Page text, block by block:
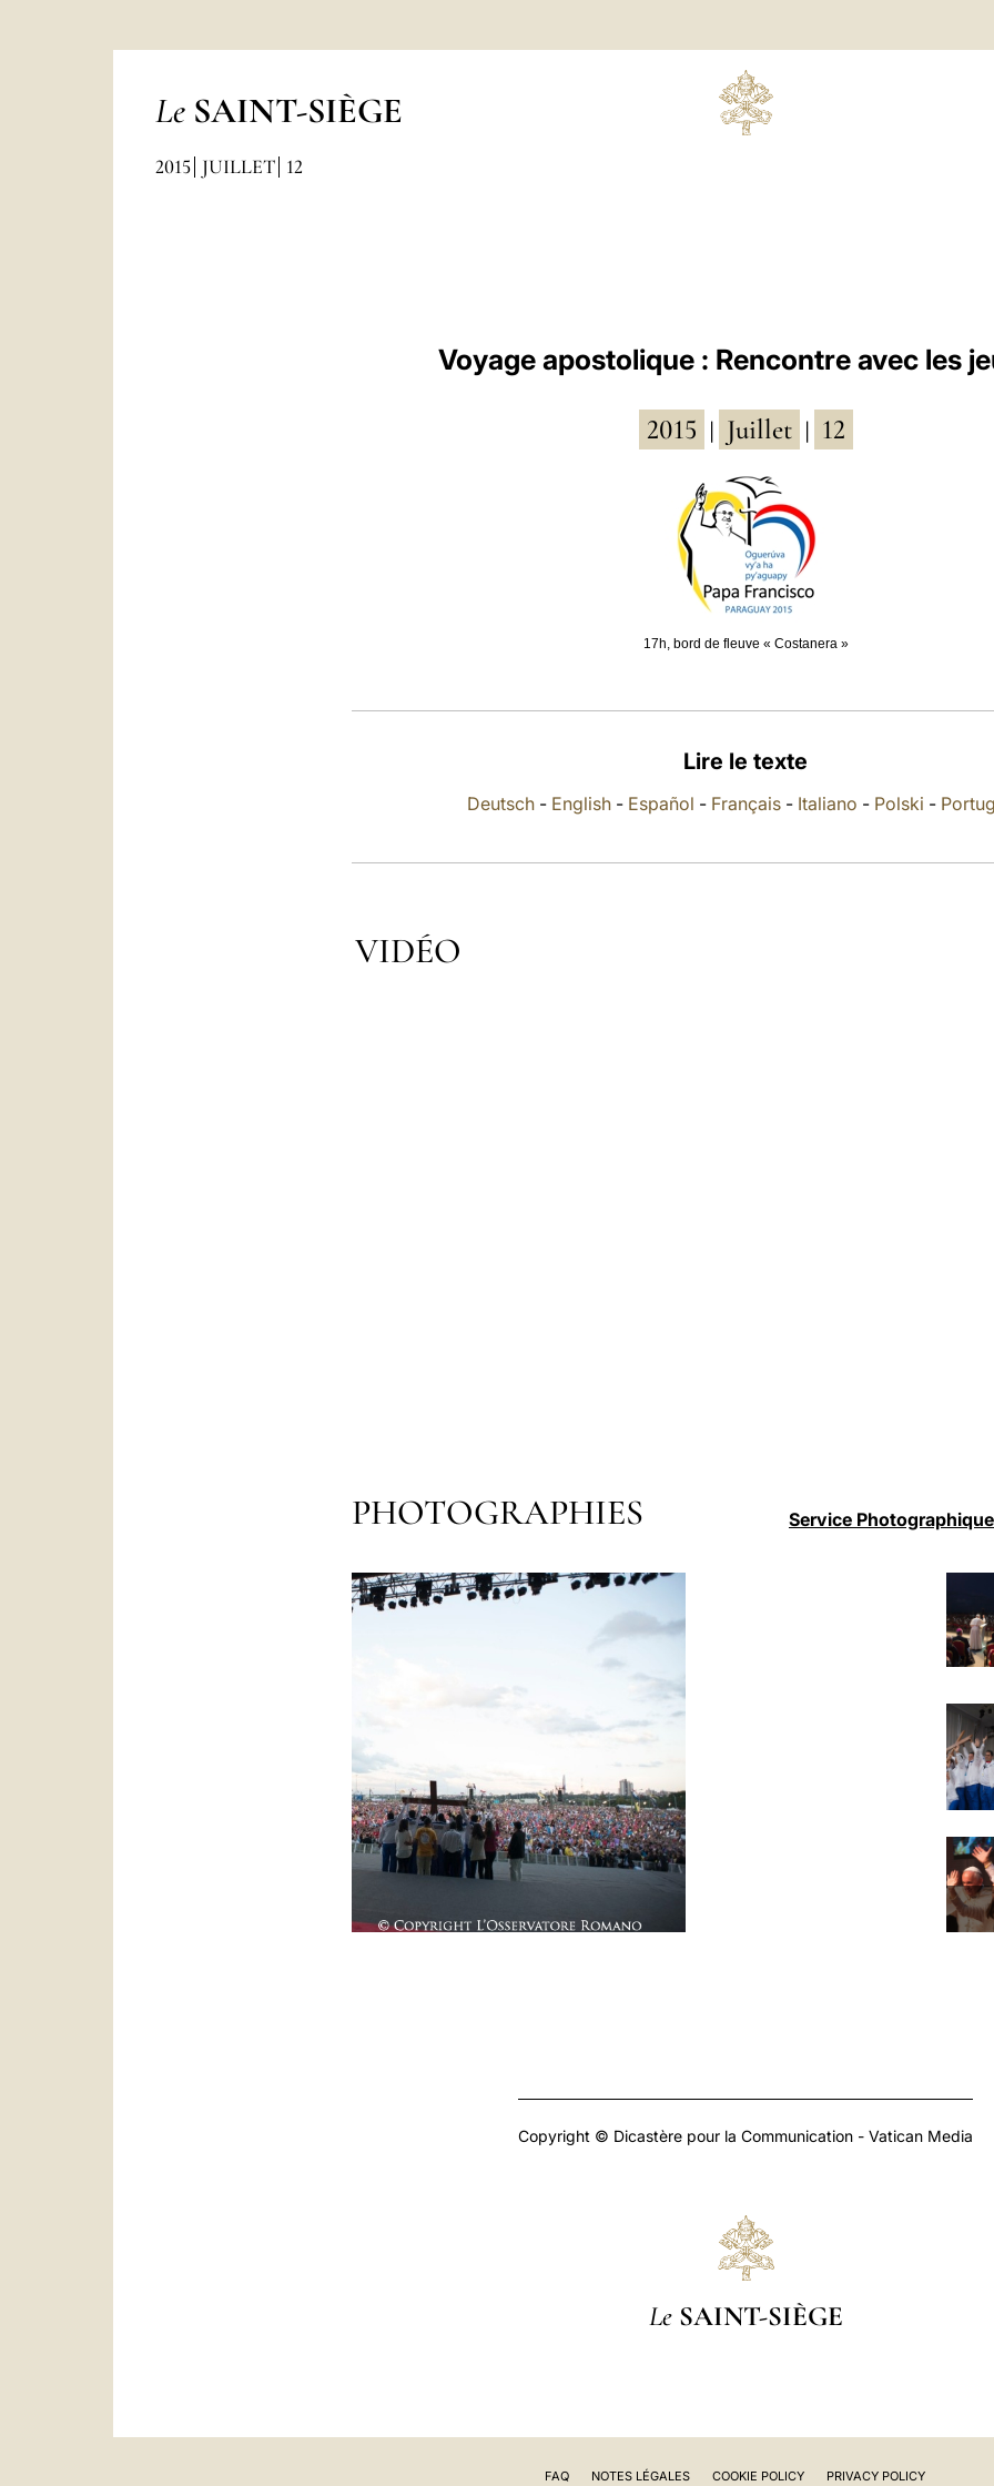
Le SAINT-SIÈGE
2015 JUILLET 12
Voyage apostolique : Rencontre avec les
2015 Juillet 12
17h, bord de fleuve « Costanera »
Lire le texte
Deutsch- English- Español - Français- Italiano - Polski -
VIDÉO
PHOTOGRAPHIES Service
Copyright © Dicastère pour la Communication - Vatican Media
Le SAINT-SIÈGE
FAQ NOTES LÉGALES COOKIE POLICY PRIVACY POLICY